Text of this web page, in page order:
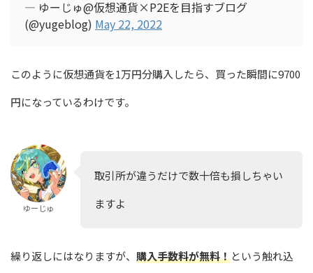
— ゆーじゅ@仮想通貨×P2Eを目指すブログ
(@yugeblog) May 22, 2022
このように仮想通貨を1万円分購入したら、買った瞬間に9700
円になっているわけです。
ゆーじゅ
取引所が違うだけで数十倍も損しちゃい
ますよ
繰り返しにはなりますが、 購入手数料が無料！という触れ込